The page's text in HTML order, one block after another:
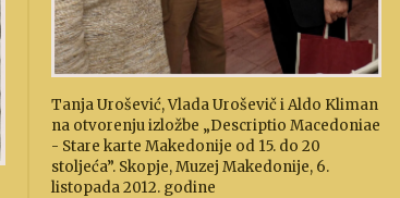
Tanja Urošević, Vlada Uroševič i Aldo Kliman
na otvorenju izložbe „Descriptio Macedoniae
- Stare karte Makedonije od 15. do 20
stoljeća”. Skopje, Muzej Makedonije, 6.
listopada 2012. godine